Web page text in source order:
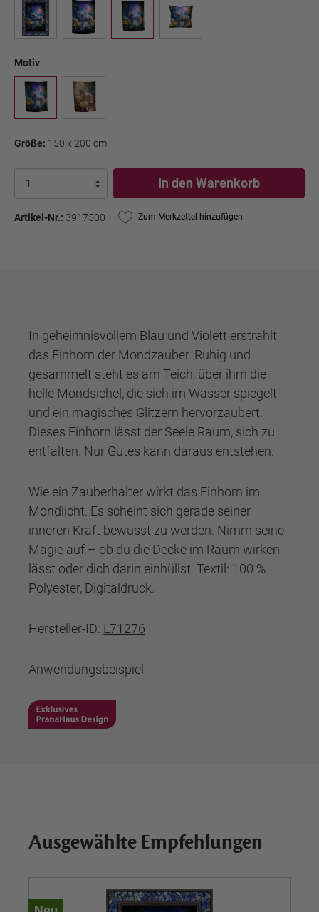
Motiv
Größe: 150 x 200 cm
In den Warenkorb
Artikel-Nr.: 3917500 Zum Merkzettel hinzufügen
In geheimnisvollem Blau und Violett erstrahlt
das Einhorn der Mondzauber. Ruhig und
gesammelt steht es am Teich, über ihm die
helle Mondsichel, die sich im Wasser spiegelt
und ein magisches Glitzern hervorzaubert.
Dieses Einhorn lässt der Seele Raum, sich zu
entfalten. Nur Gutes kann daraus entstehen.
Wie ein Zauberhalter wirkt das Einhorn im
Mondlicht. Es scheint sich gerade seiner
inneren Kraft bewusst zu werden. Nimm seine
Magie auf – ob du die Decke im Raum wirken
lässt oder dich darin einhüllst. Textil: 100 %
Polyester, Digitaldruck.
Hersteller-ID: L71276
Anwendungsbeispiel
Ausgewählte Empfehlungen